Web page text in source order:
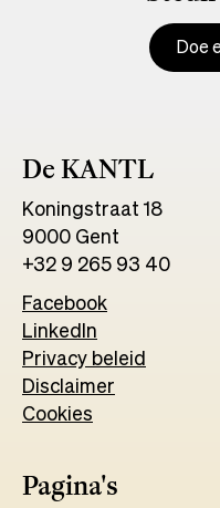
Doe
De KANTL
Koningstraat 18
9000 Gent
+32 9 265 93 40
Facebook
a
new
LinkedIn
in
a
Privacy beleid
Disclaimer
Cookies
Pagina's